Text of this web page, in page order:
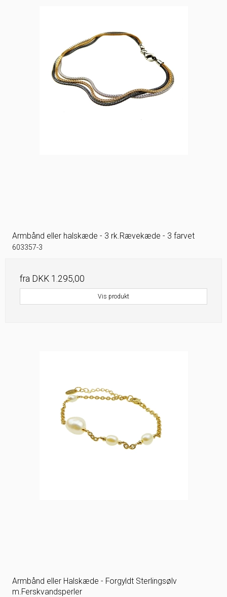
Armbånd eller halskæde - 3 rk.Rævekæde - 3 farvet
603357-3
fra DKK 1.295,00
Vis produkt
Armbånd eller Halskæde - Forgyldt Sterlingsølv
m.Ferskvandsperler